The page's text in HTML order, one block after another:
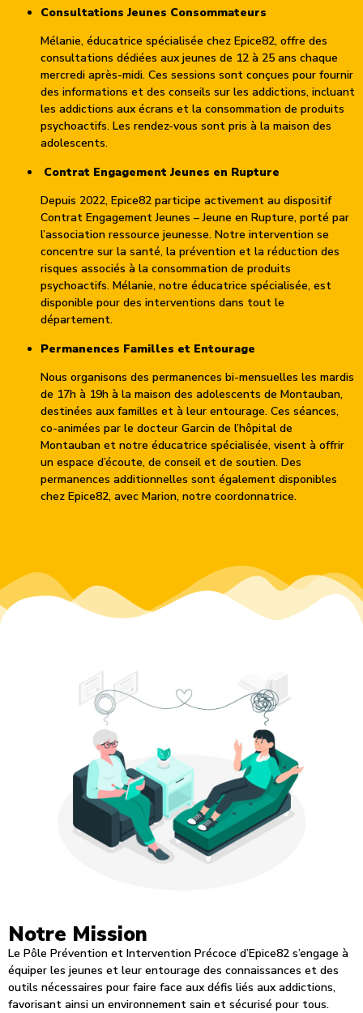
Consultations Jeunes Consommateurs
Mélanie, éducatrice spécialisée chez Epice82, offre des
consultations dédiées aux jeunes de 12 à 25 ans chaque
mercredi après-midi. Ces sessions sont conçues pour fournir
des informations et des conseils sur les addictions, incluant
les addictions aux écrans et la consommation de produits
psychoactifs. Les rendez-vous sont pris à la maison des
adolescents.
Contrat Engagement Jeunes en Rupture
Depuis 2022, Epice82 participe activement au dispositif
Contrat Engagement Jeunes – Jeune en Rupture, porté par
l’association ressource jeunesse. Notre intervention se
concentre sur la santé, la prévention et la réduction des
risques associés à la consommation de produits
psychoactifs. Mélanie, notre éducatrice spécialisée, est
disponible pour des interventions dans tout le
département.
Permanences Familles et Entourage
Nous organisons des permanences bi-mensuelles les mardis
de 17h à 19h à la maison des adolescents de Montauban,
destinées aux familles et à leur entourage. Ces séances,
co-animées par le docteur Garcin de l’hôpital de
Montauban et notre éducatrice spécialisée, visent à offrir
un espace d’écoute, de conseil et de soutien. Des
permanences additionnelles sont également disponibles
chez Epice82, avec Marion, notre coordonnatrice.
Notre Mission
Le Pôle Prévention et Intervention Précoce d’Epice82 s’engage à
équiper les jeunes et leur entourage des connaissances et des
outils nécessaires pour faire face aux défis liés aux addictions,
favorisant ainsi un environnement sain et sécurisé pour tous.